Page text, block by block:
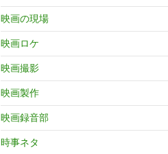
映画の現場
映画ロケ
映画撮影
映画製作
映画録音部
時事ネタ